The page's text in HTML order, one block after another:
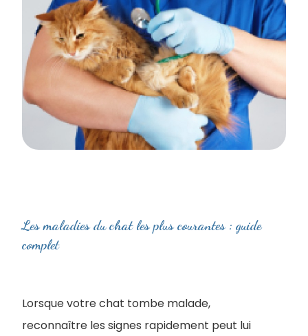
Les maladies du chat les plus courantes : guide
complet
Lorsque votre chat tombe malade,
reconnaître les signes rapidement peut lui